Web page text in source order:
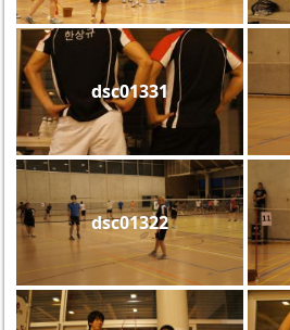
dsc01331
dsc01322